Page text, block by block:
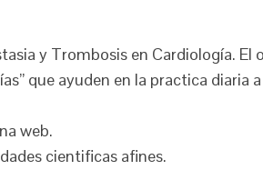
y Trombosis en Cardiología. El
que ayuden en la practica diaria
web.
cientificas afines.